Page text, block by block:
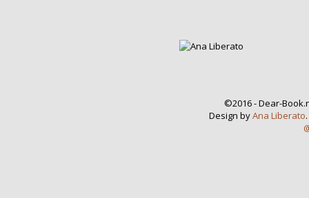
©2016 - Dear-
Design byAna Liberato